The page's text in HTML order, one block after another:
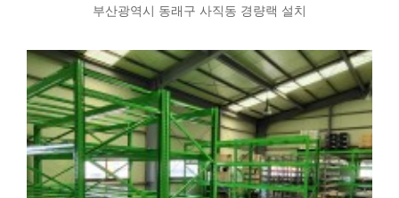
부산광역시 동래구 사직동 경량랙 설치